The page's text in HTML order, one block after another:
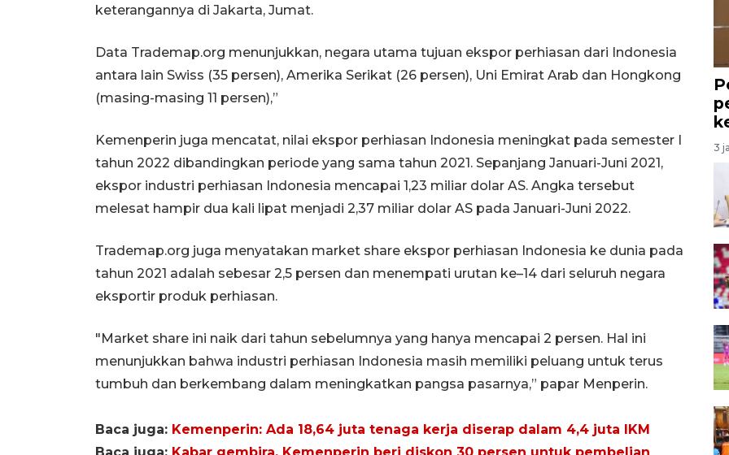
keterangannya di Jakarta, Jumat.
Data Trademap.org menunjukkan, negara utama tujuan ekspor perhiasan dari Indonesia
antara lain Swiss (35 persen), Amerika Serikat (26 persen), Uni Emirat Arab dan Hongkong
(masing-masing 11 persen),”
Kemenperin juga mencatat, nilai ekspor perhiasan Indonesia meningkat pada semester I
tahun 2022 dibandingkan periode yang sama tahun 2021. Sepanjang Januari-Juni 2021,
ekspor industri perhiasan Indonesia mencapai 1,23 miliar dolar AS. Angka tersebut
melesat hampir dua kali lipat menjadi 2,37 miliar dolar AS pada Januari-Juni 2022.
Trademap.org juga menyatakan market share ekspor perhiasan Indonesia ke dunia pada
tahun 2021 adalah sebesar 2,5 persen dan menempati urutan ke–14 dari seluruh negara
eksportir produk perhiasan.
"Market share ini naik dari tahun sebelumnya yang hanya mencapai 2 persen. Hal ini
menunjukkan bahwa industri perhiasan Indonesia masih memiliki peluang untuk terus
tumbuh dan berkembang dalam meningkatkan pangsa pasarnya,” papar Menperin.
Baca juga: Kemenperin: Ada 18,64 juta tenaga kerja diserap dalam 4,4 juta IKM
Baca juga: Kabar gembira, Kemenperin beri diskon 30 persen untuk pembelian
3